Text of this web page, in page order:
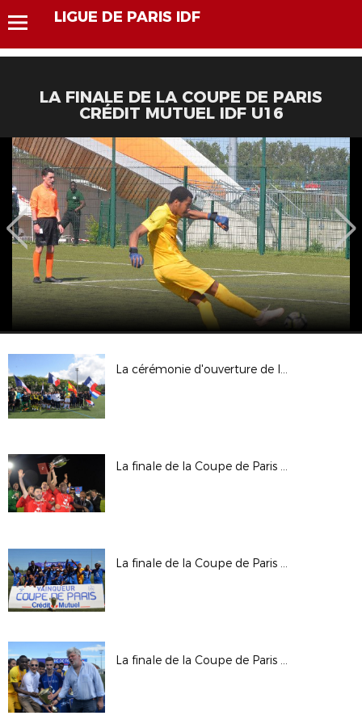
LIGUE DE PARIS IDF
LA FINALE DE LA COUPE DE PARIS
CRÉDIT MUTUEL IDF U16
La cérémonie d'ouverture de la Paris Ladies Cup
La finale de la Coupe de Paris Crédit Mutuel IDF Seniors
La finale de la Coupe de Paris Crédit Mutuel IDF U19
La finale de la Coupe de Paris Crédit Mutuel IDF U17